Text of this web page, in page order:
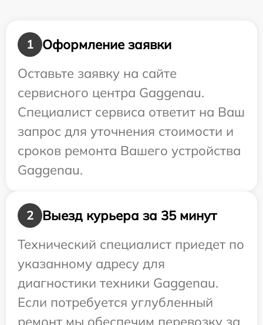
1
Оформление заявки
Оставьте заявку на сайте
сервисного центра Gaggenau.
Специалист сервиса ответит на Ваш
запрос для уточнения стоимости и
сроков ремонта Вашего устройства
Gaggenau.
2
Выезд курьера за 35 минут
Технический специалист приедет по
указанному адресу для
диагностики техники Gaggenau.
Если потребуется углубленный
ремонт мы обеспечим перевозку за